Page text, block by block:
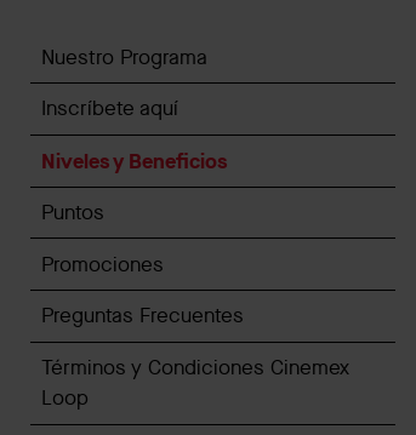
Nuestro Programa
Inscríbete aquí
Niveles y Beneficios
Puntos
Promociones
Preguntas Frecuentes
Términos y Condiciones Cinemex
Loop